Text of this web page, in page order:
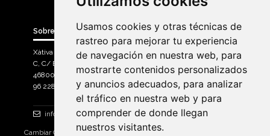
Usamos cookies y otras técnicas de
rastreo para mejorar tu experiencia
de navegación en nuestra web, para
mostrarte contenidos personalizados
y anuncios adecuados, para analizar
el tráfico en nuestra web y para
comprender de donde llegan
nuestros visitantes.
Usamos cookies y otras técnicas de
rastreo para mejorar tu experiencia
de navegación en nuestra web, para
mostrarte contenidos personalizados
y anuncios adecuados, para analizar
el tráfico en nuestra web y para
comprender de donde llegan
nuestros visitantes.
Historial de
Sobre Bicicletas Sanchis
Xàtiva Polígon Industrial
C, C/ Braçal del Roncador nave 10. >
46800, Xàtiva.
96 228 71 23
info@bicicletassanchis.com
Cambiar Consentimiento de Cookies